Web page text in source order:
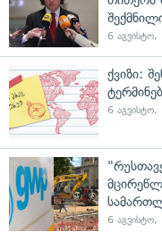
6
ქვიზი:
6
6